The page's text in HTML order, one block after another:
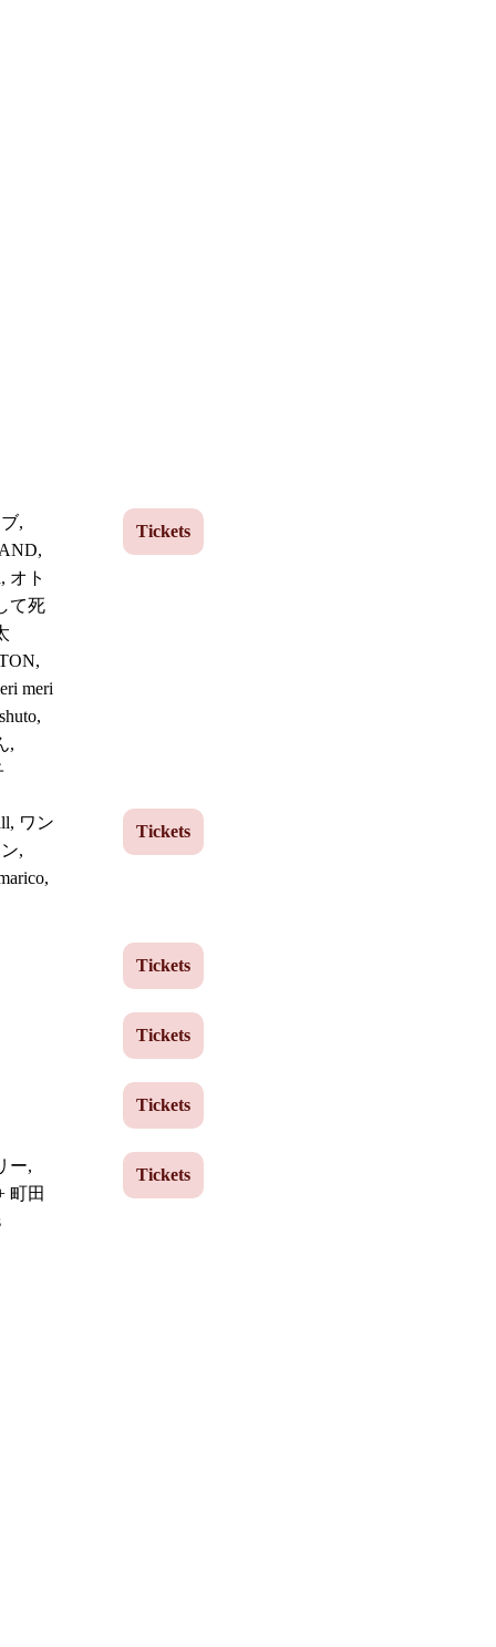
,
オト
て死
meri
,
Tickets
ワン
,
Tickets
Tickets
Tickets
Tickets
ー,
町田
Tickets